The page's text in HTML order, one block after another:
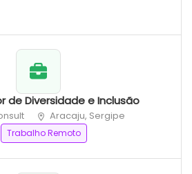
de Diversidade e Inclusão
Aracaju, Sergipe
Trabalho Remoto